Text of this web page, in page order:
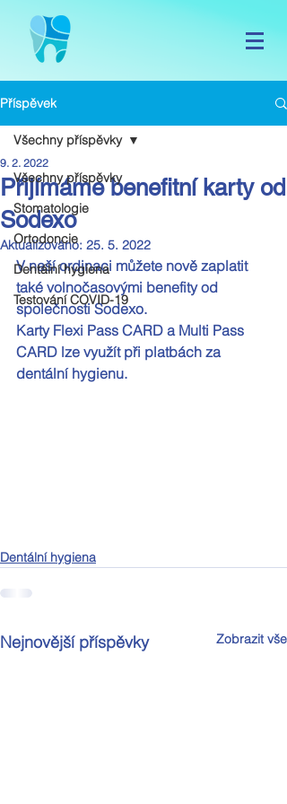
Příspěvek
Všechny příspěvky
Stomatologie
Ortodoncie
Dentální hygiena
Testování COVID-19
Všechny příspěvky
Přijímáme benefitní karty od
Sodexo
9. 2. 2022
Aktualizováno: 25. 5. 2022
V naší ordinaci můžete nově zaplatit
také volnočasovými benefity od
společnosti Sodexo.
Karty Flexi Pass CARD a Multi Pass
CARD lze využít při platbách za
dentální hygienu.
Dentální hygiena
Nejnovější příspěvky Zobrazit vše